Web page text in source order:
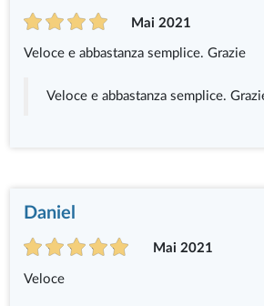
Mai 2021
Veloce e abbastanza semplice. Grazie
Veloce e abbastanza semplice.
Daniel
Mai 2021
Veloce